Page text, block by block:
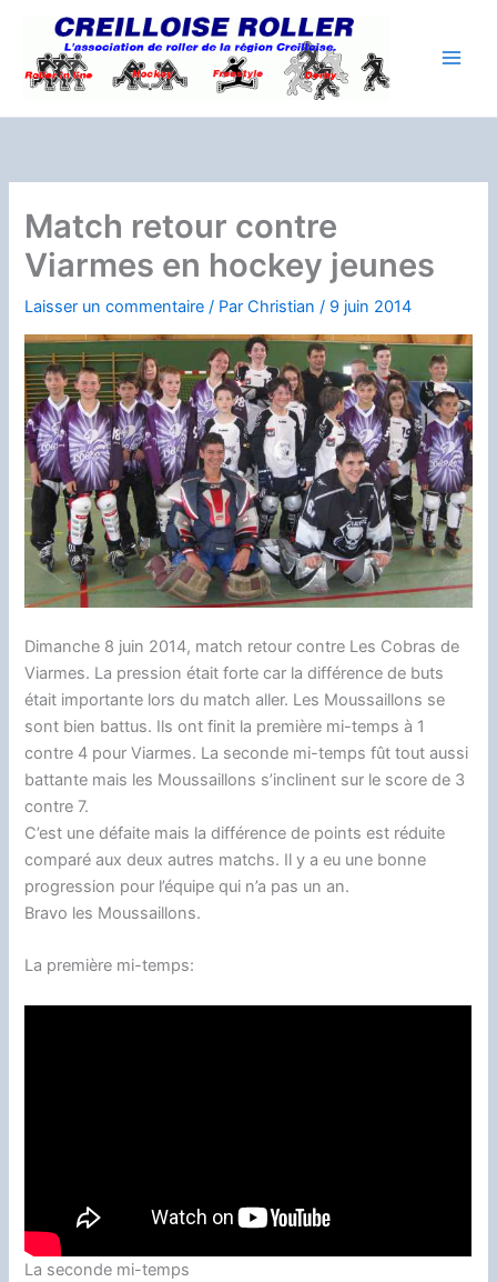
contenu
Match retour contre
Viarmes en hockey jeunes
Laisser un commentaire / ParChristian/ 9 juin 2014
Dimanche 8 juin 2014, match retour contre Les Cobras de
Viarmes. La pression était forte car la différence de buts
était importante lors du match aller. Les Moussaillons se
sont bien battus. Ils ont finit la première mi-temps à 1
contre 4 pour Viarmes. La seconde mi-temps fût tout aussi
battante mais les Moussaillons s’inclinent sur le score de 3
contre 7.
C’est une défaite mais la différence de points est réduite
comparé aux deux autres matchs. Il y a eu une bonne
progression pour l’équipe qui n’a pas un an.
Bravo les Moussaillons.
La première mi-temps:
La seconde mi-temps